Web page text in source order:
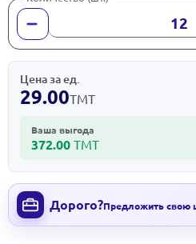
Цена за ед.
29.00ТМТ
Ваша выгода
372.00 ТМТ
Дорого?Предложить свою